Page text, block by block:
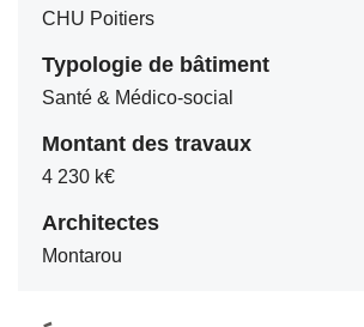
CHU Poitiers
Typologie de bâtiment
Santé & Médico-social
Montant des travaux
4 230 k€
Architectes
Montarou